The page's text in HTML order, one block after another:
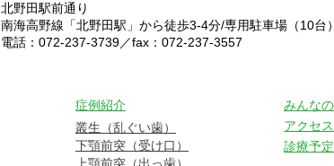
北野田駅前通り
南海高野線「北野田駅」から徒歩3-4分/専用駐車場（10台
電話：072-237-3739／fax：072-237-3557
症例紹介
叢生（乱ぐい歯）
下顎前突（受け口）
みんな
アクセス
診療予